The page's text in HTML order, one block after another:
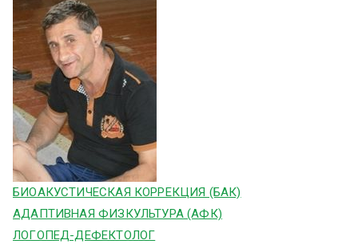
БИОАКУСТИЧЕСКАЯ КОРРЕКЦИЯ (БАК)
АДАПТИВНАЯ ФИЗКУЛЬТУРА (АФК)
ЛОГОПЕД-ДЕФЕКТОЛОГ